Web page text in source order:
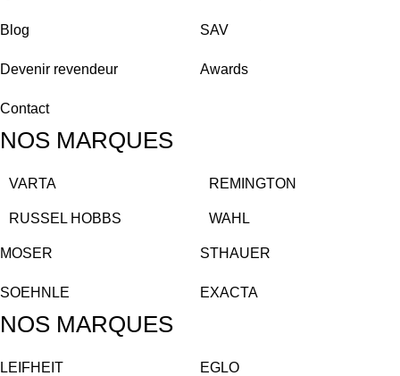
Blog SAV
Devenir revendeur Awards
Contact
NOS MARQUES
VARTA REMINGTON
RUSSEL HOBBS WAHL
MOSER STHAUER
SOEHNLE EXACTA
NOS MARQUES
LEIFHEIT EGLO